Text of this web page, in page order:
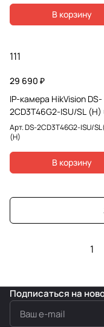
В корзину
111
29 690 ₽
IP-камера HikVision DS-
2CD3T46G2-ISU/SL (H)
Арт.DS-2CD3T46G2-ISU/
(H)
В корзину
1
Подписаться на